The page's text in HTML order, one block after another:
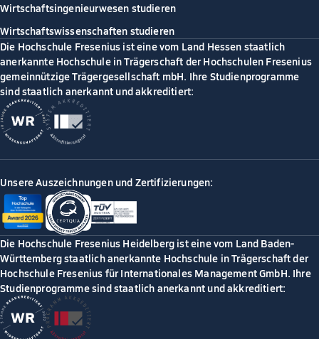
Wirtschaftsingenieurwesen studieren
Wirtschaftswissenschaften studieren
Die Hochschule Fresenius ist eine vom Land Hessen staatlich
anerkannte Hochschule in Trägerschaft der Hochschulen Fresenius
gemeinnützige Trägergesellschaft mbH. Ihre Studienprogramme
sind staatlich anerkannt und akkreditiert:
Unsere Auszeichnungen und Zertifizierungen:
Die Hochschule Fresenius Heidelberg ist eine vom Land Baden-
Württemberg staatlich anerkannte Hochschule in Trägerschaft der
Hochschule Fresenius für Internationales Management GmbH. Ihre
Studienprogramme sind staatlich anerkannt und akkreditiert: